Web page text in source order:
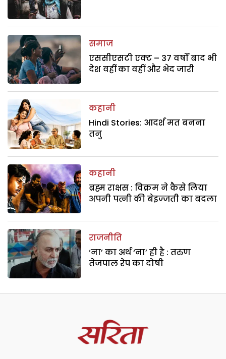
समाज
एससीएसटी एक्ट – 37 वर्षों बाद भी
देश वहीं का वहीं और भेद जारी
कहानी
Hindi Stories: आदर्श मत बनना
तनु
कहानी
ब्रह्म राक्षस : विक्रम ने कैसे लिया
अपनी पत्नी की बेइज्जती का बदला
राजनीति
‘ना’ का अर्थ ‘ना’ ही है : तरुण
तेजपाल रेप का दोषी